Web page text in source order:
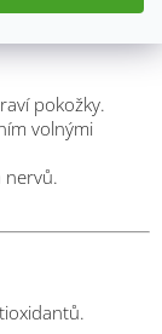
pokožky.
volnými
nervů.